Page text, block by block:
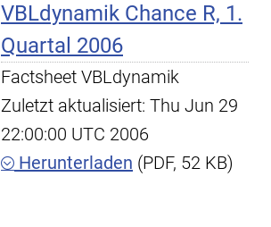
VBLdynamik Chance R, 1.
Quartal 2006
Factsheet VBLdynamik
Zuletzt aktualisiert: Thu Jun 29
22:00:00 UTC 2006
Herunterladen (PDF, 52 KB)